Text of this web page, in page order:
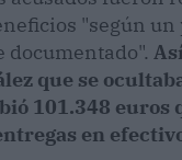
"según un
documentado".
que se
101.348 euros
en